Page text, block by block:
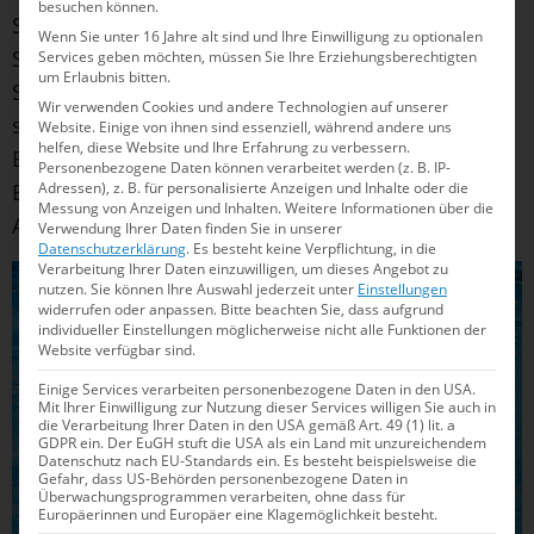
Spendenquittung angefordert werden. Für
Spenden unter 300,00 Euro wird keine
Spendenquittung benötigt. Es genügt ein
sogenannter „vereinfachter Nachweis“, zum
Beispiel der von der Bank abgestempelte
Einzahlungsbeleg, der Kontoauszug oder der PC-
Ausdruck beim Online-Banking.
besuchen können.
Wenn Sie unter 16 Jahre alt sind und Ihre Einwilligung zu optionalen
Services geben möchten, müssen Sie Ihre Erziehungsberechtigten
um Erlaubnis bitten.
Wir verwenden Cookies und andere Technologien auf unserer
Website. Einige von ihnen sind essenziell, während andere uns
helfen, diese Website und Ihre Erfahrung zu verbessern.
Personenbezogene Daten können verarbeitet werden (z. B. IP-
Adressen), z. B. für personalisierte Anzeigen und Inhalte oder die
Messung von Anzeigen und Inhalten.Weitere Informationen über die
Verwendung Ihrer Daten finden Sie in unserer
Datenschutzerklärung. Es besteht keine Verpflichtung, in die
Verarbeitung Ihrer Daten einzuwilligen, um dieses Angebot zu
nutzen.Sie können Ihre Auswahl jederzeit unter Einstellungen
widerrufen oder anpassen. Bitte beachten Sie, dass aufgrund
individueller Einstellungen möglicherweise nicht alle Funktionen der
Website verfügbar sind.
Einige Services verarbeiten personenbezogene Daten in den USA.
Mit Ihrer Einwilligung zur Nutzung dieser Services willigen Sie auch in
die Verarbeitung Ihrer Daten in den USA gemäß Art. 49 (1) lit. a
GDPR ein. Der EuGH stuft die USA als ein Land mit unzureichendem
Datenschutz nach EU-Standards ein. Es besteht beispielsweise die
Gefahr, dass US-Behörden personenbezogene Daten in
Überwachungsprogrammen verarbeiten, ohne dass für
Europäerinnen und Europäer eine Klagemöglichkeit besteht.